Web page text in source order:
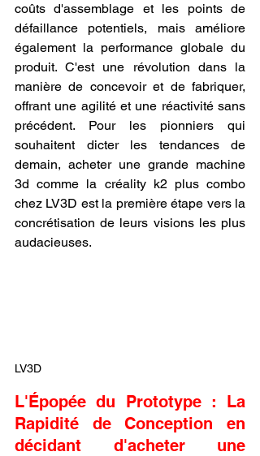
coûts d'assemblage et les points de
défaillance potentiels, mais améliore
également la performance globale du
produit. C'est une révolution dans la
manière de concevoir et de fabriquer,
offrant une agilité et une réactivité sans
précédent. Pour les pionniers qui
souhaitent dicter les tendances de
demain, acheter une grande machine
3d comme la créality k2 plus combo
chez LV3D est la première étape vers la
concrétisation de leurs visions les plus
audacieuses.
LV3D
L'Épopée du Prototype : La
Rapidité de Conception en
décidant d'acheter une